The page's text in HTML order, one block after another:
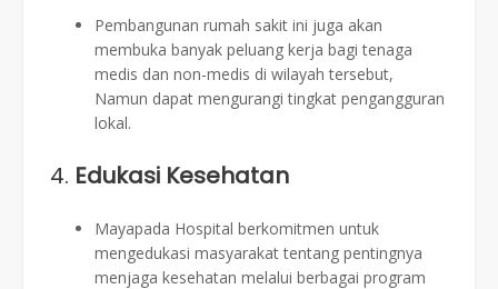
Pembangunan rumah sakit ini juga akan
membuka banyak peluang kerja bagi tenaga
medis dan non-medis di wilayah tersebut,
Namun dapat mengurangi tingkat pengangguran
lokal.
4. Edukasi Kesehatan
Mayapada Hospital berkomitmen untuk
mengedukasi masyarakat tentang pentingnya
menjaga kesehatan melalui berbagai program